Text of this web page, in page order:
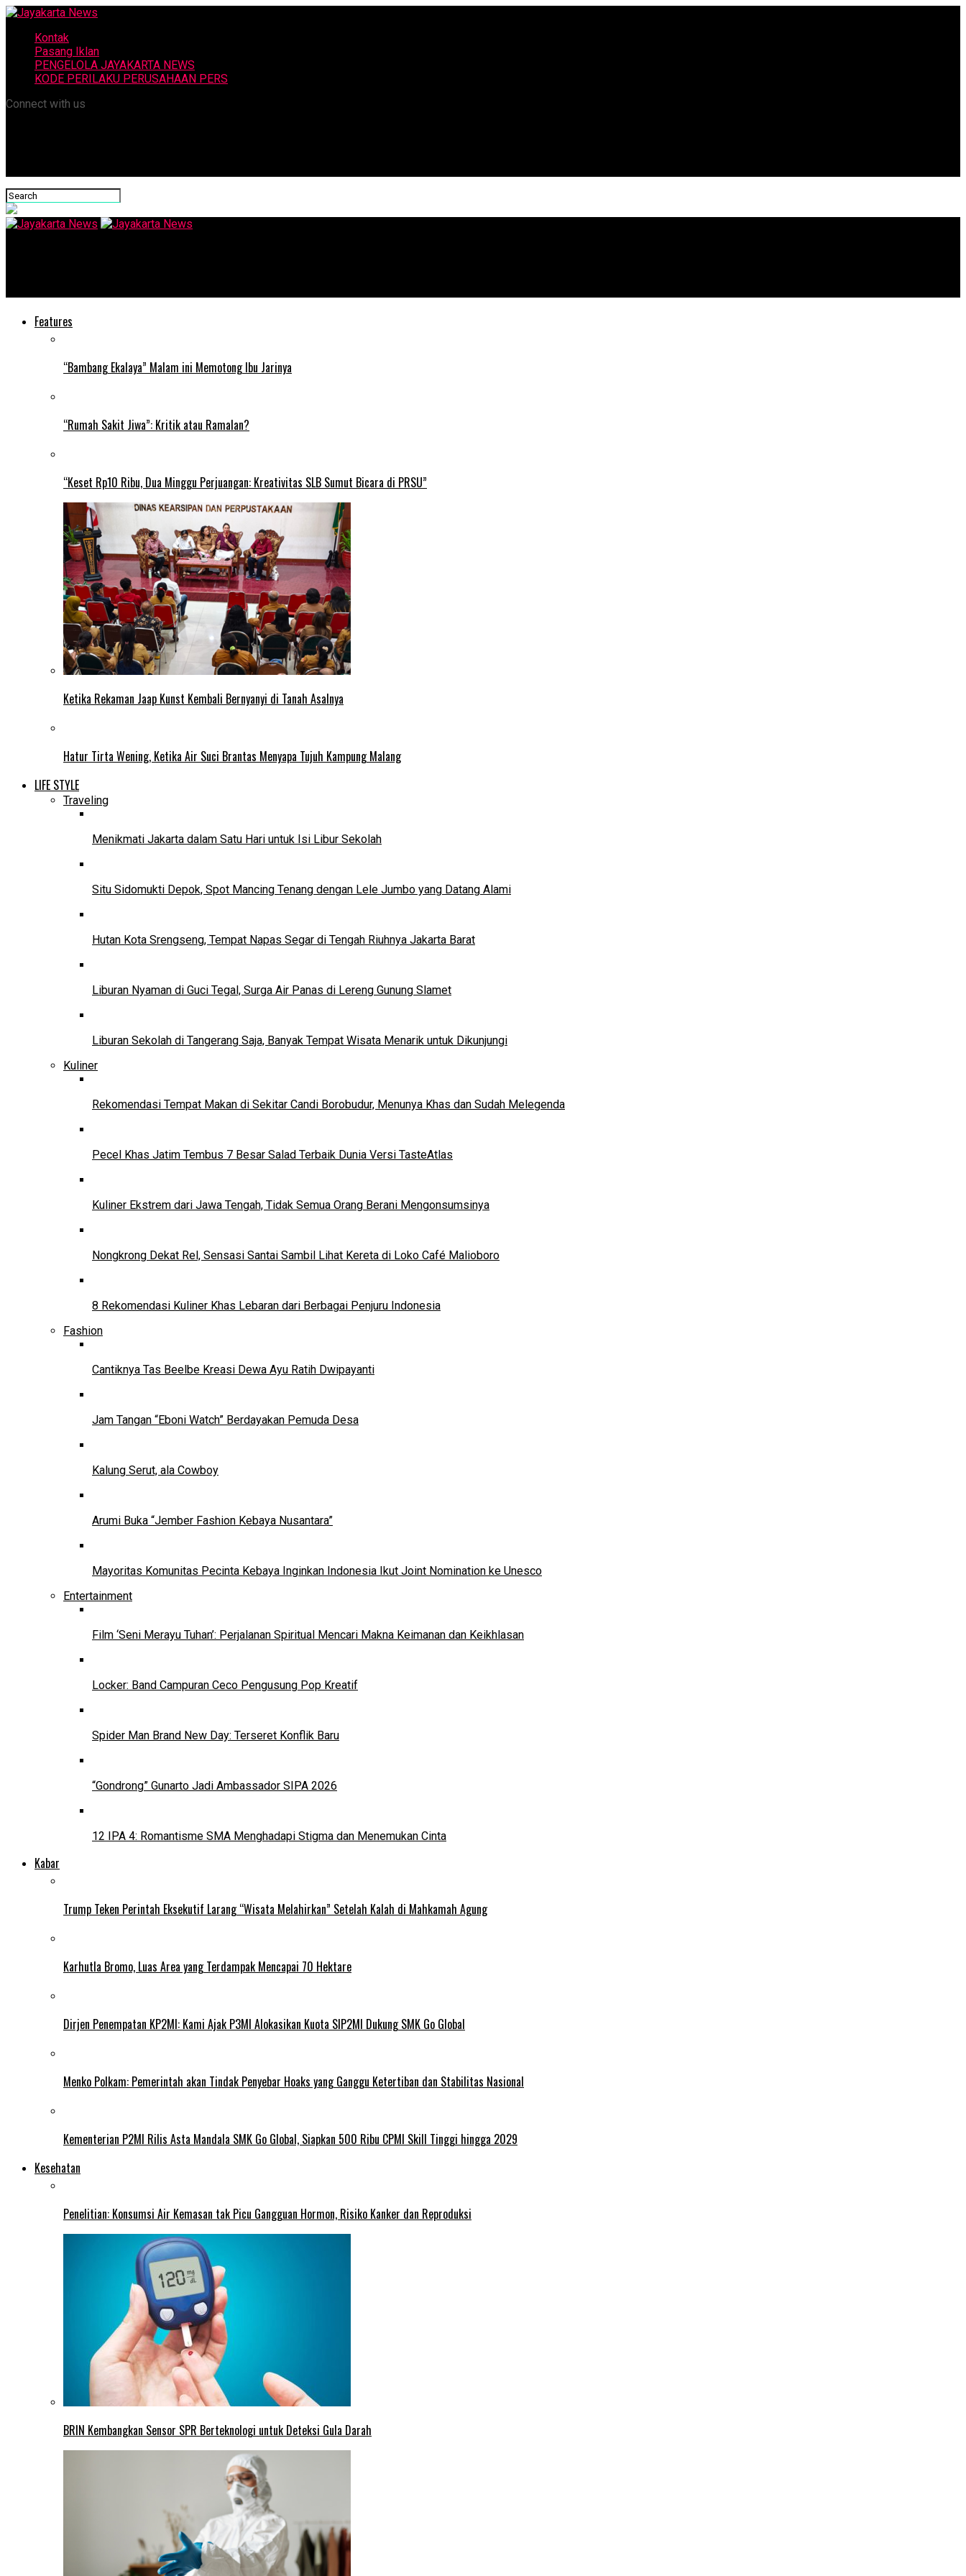
Kontak
Pasang Iklan
PENGELOLA JAYAKARTA NEWS
KODE PERILAKU PERUSAHAAN PERS
Connect with us
Features
“Bambang Ekalaya” Malam ini Memotong Ibu Jarinya
“Rumah Sakit Jiwa”: Kritik atau Ramalan?
“Keset Rp10 Ribu, Dua Minggu Perjuangan: Kreativitas SLB Sumut Bicara di PRSU”
Ketika Rekaman Jaap Kunst Kembali Bernyanyi di Tanah Asalnya
Hatur Tirta Wening, Ketika Air Suci Brantas Menyapa Tujuh Kampung Malang
LIFE STYLE
Traveling
Menikmati Jakarta dalam Satu Hari untuk Isi Libur Sekolah
Situ Sidomukti Depok, Spot Mancing Tenang dengan Lele Jumbo yang Datang Alami
Hutan Kota Srengseng, Tempat Napas Segar di Tengah Riuhnya Jakarta Barat
Liburan Nyaman di Guci Tegal, Surga Air Panas di Lereng Gunung Slamet
Liburan Sekolah di Tangerang Saja, Banyak Tempat Wisata Menarik untuk Dikunjungi
Kuliner
Rekomendasi Tempat Makan di Sekitar Candi Borobudur, Menunya Khas dan Sudah Melegenda
Pecel Khas Jatim Tembus 7 Besar Salad Terbaik Dunia Versi TasteAtlas
Kuliner Ekstrem dari Jawa Tengah, Tidak Semua Orang Berani Mengonsumsinya
Nongkrong Dekat Rel, Sensasi Santai Sambil Lihat Kereta di Loko Café Malioboro
8 Rekomendasi Kuliner Khas Lebaran dari Berbagai Penjuru Indonesia
Fashion
Cantiknya Tas Beelbe Kreasi Dewa Ayu Ratih Dwipayanti
Jam Tangan “Eboni Watch” Berdayakan Pemuda Desa
Kalung Serut, ala Cowboy
Arumi Buka “Jember Fashion Kebaya Nusantara”
Mayoritas Komunitas Pecinta Kebaya Inginkan Indonesia Ikut Joint Nomination ke Unesco
Entertainment
Film ‘Seni Merayu Tuhan’: Perjalanan Spiritual Mencari Makna Keimanan dan Keikhlasan
Locker: Band Campuran Ceco Pengusung Pop Kreatif
Spider Man Brand New Day: Terseret Konflik Baru
“Gondrong” Gunarto Jadi Ambassador SIPA 2026
12 IPA 4: Romantisme SMA Menghadapi Stigma dan Menemukan Cinta
Kabar
Trump Teken Perintah Eksekutif Larang “Wisata Melahirkan” Setelah Kalah di Mahkamah Agung
Karhutla Bromo, Luas Area yang Terdampak Mencapai 70 Hektare
Dirjen Penempatan KP2MI: Kami Ajak P3MI Alokasikan Kuota SIP2MI Dukung SMK Go Global
Menko Polkam: Pemerintah akan Tindak Penyebar Hoaks yang Ganggu Ketertiban dan Stabilitas Nasional
Kementerian P2MI Rilis Asta Mandala SMK Go Global, Siapkan 500 Ribu CPMI Skill Tinggi hingga 2029
Kesehatan
Penelitian: Konsumsi Air Kemasan tak Picu Gangguan Hormon, Risiko Kanker dan Reproduksi
BRIN Kembangkan Sensor SPR Berteknologi untuk Deteksi Gula Darah